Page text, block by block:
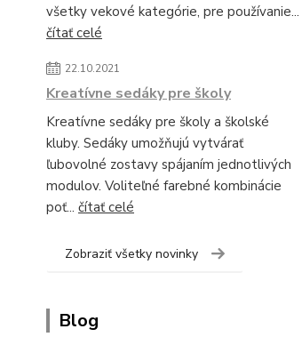
všetky vekové kategórie, pre používanie...
čítať celé
22.10.2021
Kreatívne sedáky pre školy
Kreatívne sedáky pre školy a školské
kluby. Sedáky umožňujú vytvárať
ľubovolné zostavy spájaním jednotlivých
modulov. Voliteľné farebné kombinácie
poť... čítať celé
Zobraziť všetky novinky
Blog